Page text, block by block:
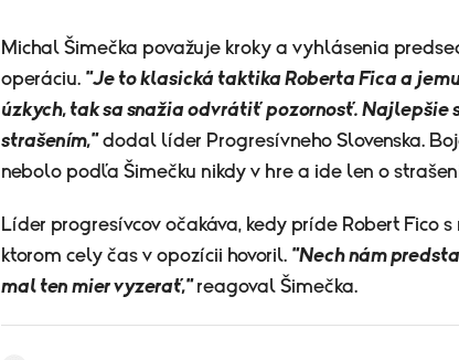
Michal Šimečka považuje kroky a vyhlásenia
operáciu. "Je to klasická taktika Roberta Fica a
úzkych, tak sa snažia odvrátiť pozornosť. Najlepšie
strašením,"dodal líder Progresívneho Slovenska.
nebolo podľa Šimečku nikdy v hre a ide len o
Líder progresívcov očakáva, kedy príde Robert Fico
ktorom cely čas v opozícii hovoril. "Nech nám
mal ten mier vyzerať,"reagoval Šimečka.